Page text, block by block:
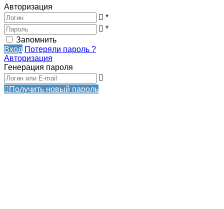
Авторизация
*
*
Запомнить
Вход Потеряли пароль ?
Авторизация
Генерация пароля
Получить новый пароль